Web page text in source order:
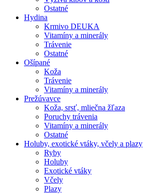
Ostatné
Hydina
Krmivo DEUKA
Vitamíny a minerály
Trávenie
Ostatné
Ošípané
Koža
Trávenie
Vitamíny a minerály
Prežúvavce
Koža, srsť, mliečna žľaza
Poruchy trávenia
Vitamíny a minerály
Ostatné
Holuby, exotické vtáky, včely a plazy
Ryby
Holuby
Exotické vtáky
Včely
Plazy